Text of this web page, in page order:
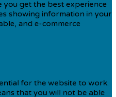
you get the best experience
showing information in your
and e-commerce
for the website to work.
that you will not be able